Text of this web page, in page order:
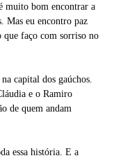
muito bom encontrar a
Mas eu encontro paz
que faço com sorriso no
capital dos gaúchos.
e o Ramiro
de quem andam
essa história. E a